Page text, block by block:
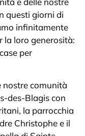
questi giorni di
infinitamente
la loro generosità:
per
nostre comunità
des-Blagis con
la parrocchia
Christophe e il